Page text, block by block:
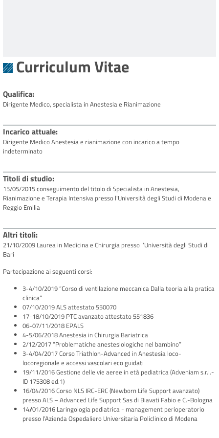
Curriculum Vitae
Qualifica
Dirigente Medico, specialista in Anestesia e Rianimazione
Incarico attuale
Dirigente MedicoAnestesia e rianimazione con incarico a tempo
indeterminato
Titoli di studio
15/05/2015 conseguimento del titolo di Specialista in Anestesia,
Rianimazione e Terapia Intensiva presso l'Università degli Studi di Modena e
Reggio Emilia
Altri titoli
21/10/2009 Laurea in Medicina e Chirurgia presso l’Università degli Studi di
Bari
Partecipazione ai seguenti corsi:
3-4/10/2019 “Corso di ventilazione meccanica Dalla teoria alla pratica
clinica”
07/10/2019 ALS attestato 550070
17-18/10/2019 PTC avanzato attestato 551836
06-07/11/2018 EPALS
4-5/06/2018 Anestesia in Chirurgia Bariatrica
2/12/2017 “Problematiche anestesiologiche nel bambino”
3-4/04/2017 Corso Triathlon-Advanced in Anestesia loco-
locoregionale e accessi vascolari eco guidati
19/11/2016 Gestione delle vie aeree in età pediatrica (Adveniam s.r.l.-
ID 175308 ed.1)
16/04/2016 Corso NLS IRC-ERC (Newborn Life Support avanzato)
presso ALS – Advanced Life Support Sas di Biavati Fabio e C.-Bologna
14//01/2016 Laringologia pediatrica - management perioperatorio
presso l’Azienda Ospedaliero Universitaria Policlinico di Modena